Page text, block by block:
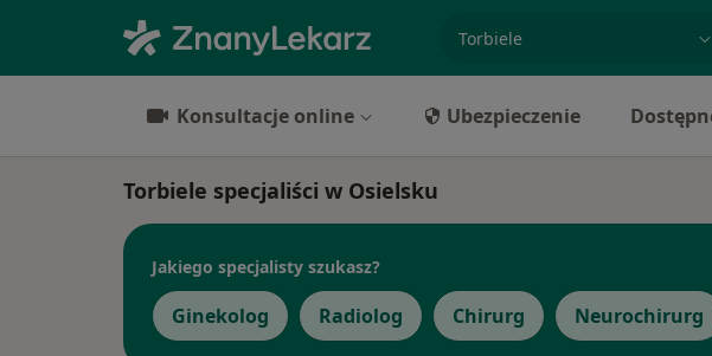
Konsultacje online Ubezpieczenie
Torbiele specjaliści w Osielsku
Jakiego specjalisty szukasz?
Ginekolog Radiolog Chirurg Neurochirurg